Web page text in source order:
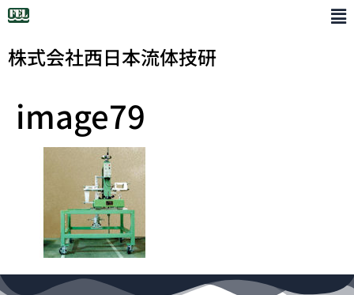
株式会社西日本流体技研
image79